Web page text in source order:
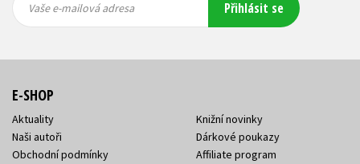
mailová
mailová
Vaše e-mailová adresa Přihlásit se
E-SHOP
Aktuality
Naši autoři
Obchodní podmínky
Knižní novinky
Dárkové poukazy
Affiliate program